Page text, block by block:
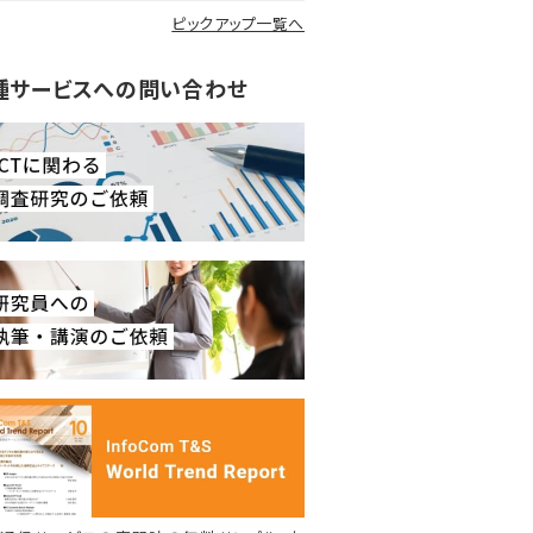
ピックアップ一覧へ
サービスへの問い合わせ